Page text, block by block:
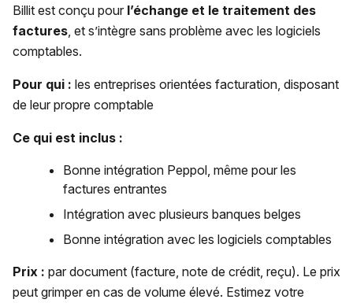
Billit est conçu pour l’échange et le traitement des
factures , et s’intègre sans problème avec les logiciels
comptables.
Pour qui : les entreprises orientées facturation, disposant
de leur propre comptable
Ce qui est inclus :
Bonne intégration Peppol, même pour les
factures entrantes
Intégration avec plusieurs banques belges
Bonne intégration avec les logiciels comptables
Prix : par document (facture, note de crédit, reçu). Le prix
peut grimper en cas de volume élevé. Estimez votre